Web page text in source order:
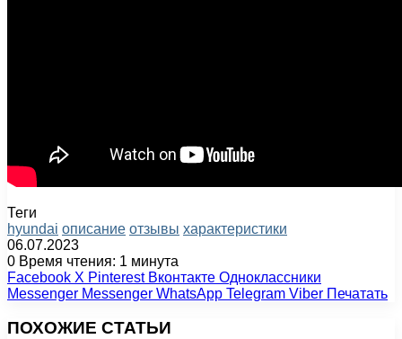
Теги
hyundai описание отзывы характеристики
06.07.2023
0 Время чтения: 1 минута
Facebook X Pinterest Вконтакте Одноклассники
Messenger Messenger WhatsApp Telegram Viber Печатать
ПОХОЖИЕ СТАТЬИ